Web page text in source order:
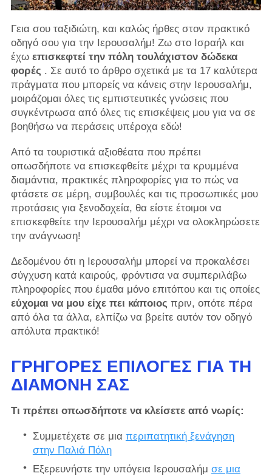
Γεια σου ταξιδιώτη, και καλώς ήρθες στον πρακτικό
οδηγό σου για την Ιερουσαλήμ! Ζω στο Ισραήλ και
έχω επισκεφτεί την πόλη τουλάχιστον δώδεκα
φορές . Σε αυτό το άρθρο σχετικά με τα 17 καλύτερα
πράγματα που μπορείς να κάνεις στην Ιερουσαλήμ,
μοιράζομαι όλες τις εμπιστευτικές γνώσεις που
συγκέντρωσα από όλες τις επισκέψεις μου για να σε
βοηθήσω να περάσεις υπέροχα εδώ!
Από τα τουριστικά αξιοθέατα που πρέπει
οπωσδήποτε να επισκεφθείτε μέχρι τα κρυμμένα
διαμάντια, πρακτικές πληροφορίες για το πώς να
φτάσετε σε μέρη, συμβουλές και τις προσωπικές μου
προτάσεις για ξενοδοχεία, θα είστε έτοιμοι να
επισκεφθείτε την Ιερουσαλήμ μέχρι να ολοκληρώσετε
την ανάγνωση!
Δεδομένου ότι η Ιερουσαλήμ μπορεί να προκαλέσει
σύγχυση κατά καιρούς, φρόντισα να συμπεριλάβω
πληροφορίες που έμαθα μόνο επιτόπου και τις οποίες
εύχομαι να μου είχε πει κάποιος πριν, οπότε πέρα ​​
από όλα τα άλλα, ελπίζω να βρείτε αυτόν τον οδηγό
απόλυτα πρακτικό!
ΓΡΉΓΟΡΕΣ ΕΠΙΛΟΓΈΣ ΓΙΑ ΤΗ
ΔΙΑΜΟΝΉ ΣΑΣ
Τι πρέπει οπωσδήποτε να κλείσετε από νωρίς:
Συμμετέχετε σε μια περιπατητική ξενάγηση
στην Παλιά Πόλη
Εξερευνήστε την υπόγεια Ιερουσαλήμ σε μια